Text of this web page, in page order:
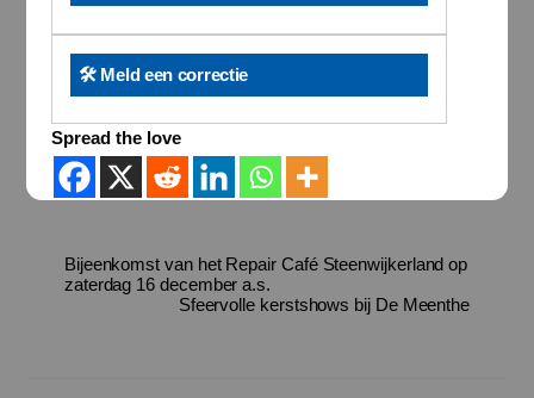
🛠️ Meld een correctie
Spread the love
Bijeenkomst van het Repair Café Steenwijkerland op
zaterdag 16 december a.s.
Sfeervolle kerstshows bij De Meenthe